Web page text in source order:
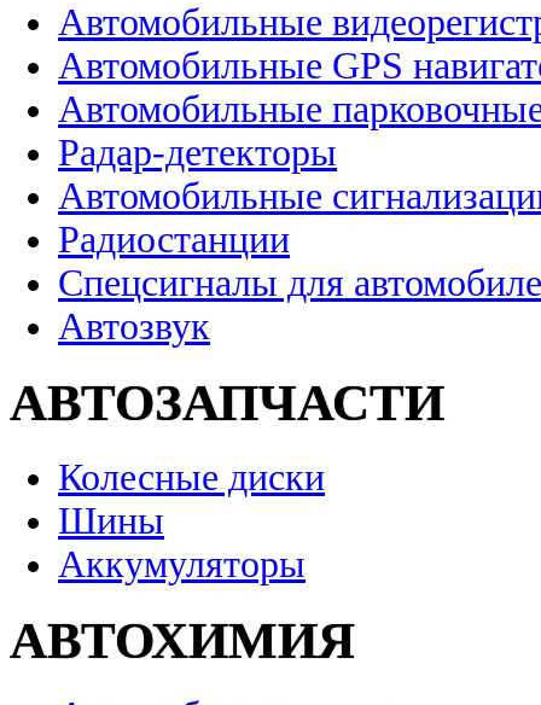
Автомобильные
Автомобильные GPS
Автомобильные
Радар-детекторы
Автомобильные
Радиостанции
Спецсигналы для
Автозвук
АВТОЗАПЧАСТИ
Колесные диски
Шины
Аккумуляторы
АВТОХИМИЯ